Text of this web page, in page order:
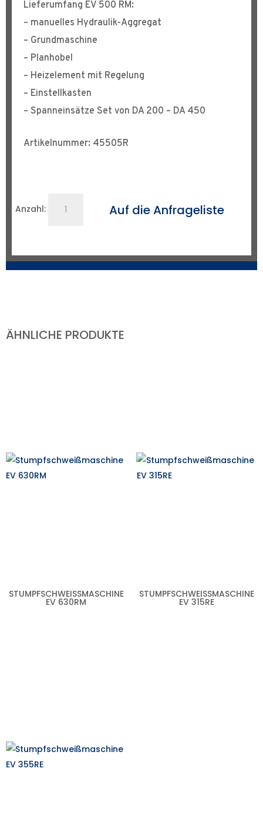
Lieferumfang EV 500 RM:
– manuelles Hydraulik-Aggregat
– Grundmaschine
– Planhobel
– Heizelement mit Regelung
– Einstellkasten
– Spanneinsätze Set von DA 200 – DA 450
Artikelnummer: 45505R
Anzahl: Auf die Anfrageliste
ÄHNLICHE PRODUKTE
STUMPFSCHWEISSMASCHINE E
V 630RM
STUMPFSCHWEISSMASCHINE E
V 315RE